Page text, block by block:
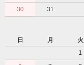
30
31
日
月 火
1